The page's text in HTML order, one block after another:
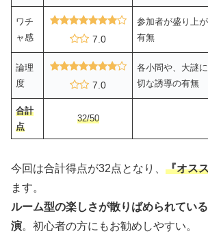
ワチ
ャ感
7.0
参加者が盛り上
有無
論理
度
7.0
各小問や、大謎
切な誘導の有無
合計
点
32/50
今回は合計得点が32点となり、 『オス
ます。
ルーム型の楽しさが散りばめられてい
演。初心者の方にもお勧めしやすい。